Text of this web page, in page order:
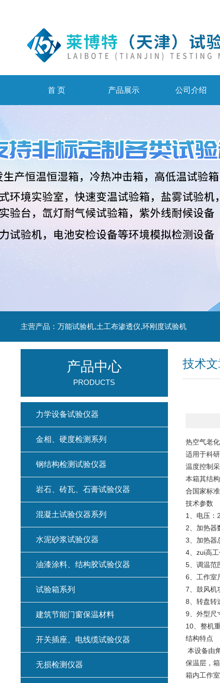
首 页 产品展示 公司介绍
主营产品：万能试验机,土工布渗透仪,环刚度试验机
技术
热空气老
适用于科
温度控制
本箱其结
合国家标
技术参数
1、电压：
2、加热器
3、加热器
4、zui高
5、调温
6、工作室
7、鼓风机
8、转盘转
9、外型尺
10、整机
结构特点
本设备由
保温层，
箱内工作
产品中心
PRODUCTS
力学设备试验仪器
金相、硬度检测系列
钢结构检测试验仪器
岩石、砖瓦、石膏试验仪器
混凝土试验仪器系列
水泥砂浆试验仪器
油漆涂料、结构胶试验仪器
试验箱系列
建筑节能门窗保温材料
开关插座、电线缆试验仪器
无损检测仪器